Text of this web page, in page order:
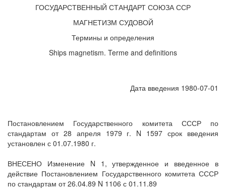
ГОСУДАРСТВЕННЫЙ СТАНДАРТ СОЮЗА ССР
МАГНЕТИЗМ СУДОВОЙ
Термины и определения
Ships magnetism. Terme and definitions
Дата введения 1980-07-01
Постановлением Государственного комитета СССР по
стандартам от 28 апреля 1979 г. N 1597 срок введения
установлен с 01.07.1980 г.
ВНЕСЕНО Изменение N 1, утвержденное и введенное в
действие Постановлением Государственного комитета СССР
по стандартам от 26.04.89 N 1106 с 01.11.89